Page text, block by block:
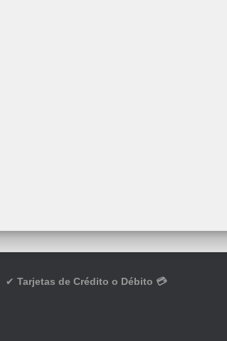
✔ Tarjetas de Crédito o Débito 💳